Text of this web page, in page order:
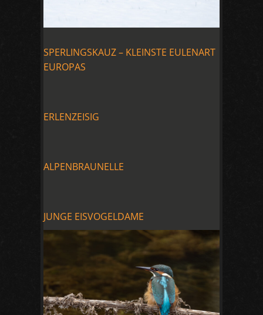
SPERLINGSKAUZ – KLEINSTE EULENART
EUROPAS
ERLENZEISIG
ALPENBRAUNELLE
JUNGE EISVOGELDAME